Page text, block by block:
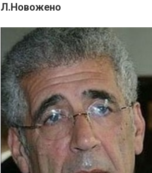
Л.Новожено